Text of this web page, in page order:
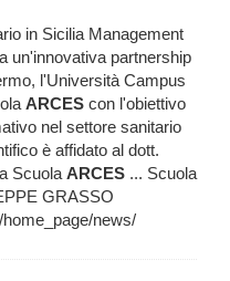
in Sicilia Management
un'innovativa partnership
l'Università Campus
ARCES con l'obiettivo
nel settore sanitario
è affidato al dott.
ScuolaARCES ... Scuola
GRASSO
news/